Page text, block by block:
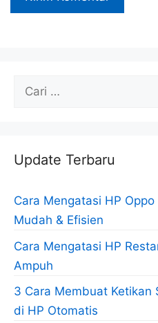
Cari
Update Terbaru
Cara Mengatasi HP
Mudah & Efisien
Cara Mengatasi HP
Ampuh
3 Cara Membuat Ketikan
di HP Otomatis